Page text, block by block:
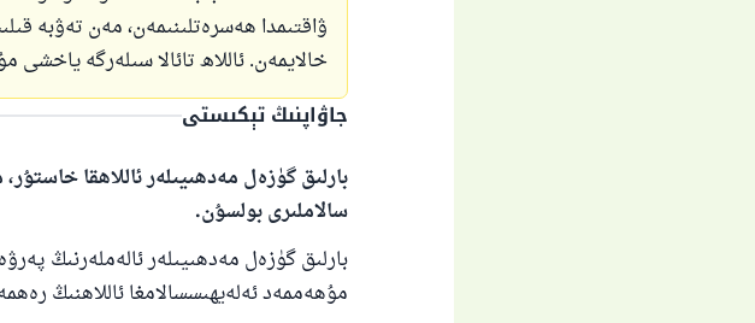
ۋاقتىمدا ھەسرەتلىنىمەن، مەن تەۋبە
خالايمەن. ئاللاھ تائالا سىلەرگە ياخشى
جاۋاپنىڭ تېكىستى
بارلىق گۈزەل مەدھىيىلەر ئاللاھقا
سالاملىرى بولسۇن.
بارلىق گۈزەل مەدھىيىلەر ئالەملەرنىڭ
مۇھەممەد ئەلەيھىسسالامغا ئاللاھنىڭ